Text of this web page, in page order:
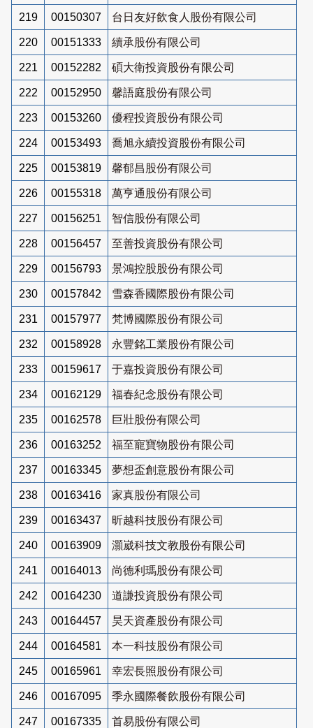
219 00150307 台日友好飲食人股份有限公司
220 00151333 續承股份有限公司
221 00152282 碩大衛投資股份有限公司
222 00152950 馨語庭股份有限公司
223 00153260 優程投資股份有限公司
224 00153493 喬旭永續投資股份有限公司
225 00153819 馨郁昌股份有限公司
226 00155318 萬亨通股份有限公司
227 00156251 智信股份有限公司
228 00156457 至善投資股份有限公司
229 00156793 景鴻控股股份有限公司
230 00157842 雪森香國際股份有限公司
231 00157977 梵博國際股份有限公司
232 00158928 永豐銘工業股份有限公司
233 00159617 于嘉投資股份有限公司
234 00162129 福春紀念股份有限公司
235 00162578 巨壯股份有限公司
236 00163252 福至寵寶物股份有限公司
237 00163345 夢想盃創意股份有限公司
238 00163416 家真股份有限公司
239 00163437 昕越科技股份有限公司
240 00163909 灝崴科技文教股份有限公司
241 00164013 尚德利瑪股份有限公司
242 00164230 道謙投資股份有限公司
243 00164457 昊天資產股份有限公司
244 00164581 本一科技股份有限公司
245 00165961 幸宏長照股份有限公司
246 00167095 季永國際餐飲股份有限公司
247 00167335 首易股份有限公司